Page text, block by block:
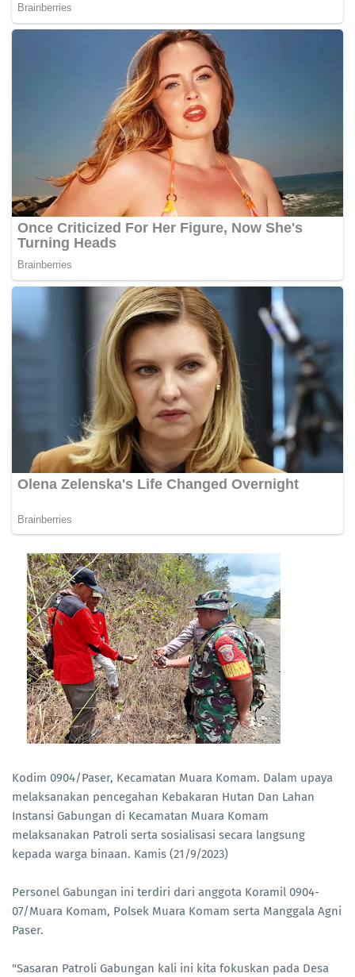
Kodim 0904/Paser, Kecamatan Muara Komam. Dalam upaya
melaksanakan pencegahan Kebakaran Hutan Dan Lahan
Instansi Gabungan di Kecamatan Muara Komam
melaksanakan Patroli serta sosialisasi secara langsung
kepada warga binaan. Kamis (21/9/2023)
Personel Gabungan ini terdiri dari anggota Koramil 0904-
07/Muara Komam, Polsek Muara Komam serta Manggala Agni
Paser.
"Sasaran Patroli Gabungan kali ini kita fokuskan pada Desa